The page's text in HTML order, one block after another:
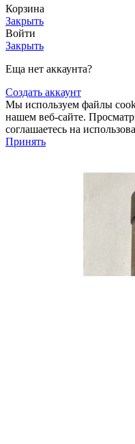
Корзина
Закрыть
Войти
Закрыть
Еща нет аккаунта?
Создать аккаунт
Мы используем файлы
нашем веб-сайте.
соглашаетесь на
Принять